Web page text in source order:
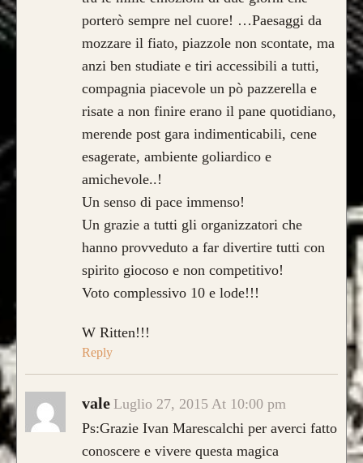
porterò sempre nel cuore! …Paesaggi da
mozzare il fiato, piazzole non scontate, ma
anzi ben studiate e tiri accessibili a tutti,
compagnia piacevole un pò pazzerella e
risate a non finire erano il pane quotidiano,
merende post gara indimenticabili, cene
esagerate, ambiente goliardico e
amichevole..!
Un senso di pace immenso!
Un grazie a tutti gli organizzatori che
hanno provveduto a far divertire tutti con
spirito giocoso e non competitivo!
Voto complessivo 10 e lode!!!
W Ritten!!!
Reply
vale Luglio 27, 2015 At 10:00 pm
Ps:Grazie Ivan Marescalchi per averci fatto
conoscere e vivere questa magica